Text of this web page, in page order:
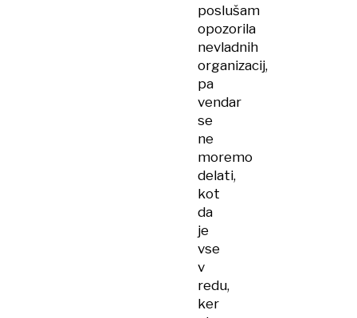
poslušam
opozorila
nevladnih
organizacij,
pa
vendar
se
ne
moremo
delati,
kot
da
je
vse
v
redu,
ker